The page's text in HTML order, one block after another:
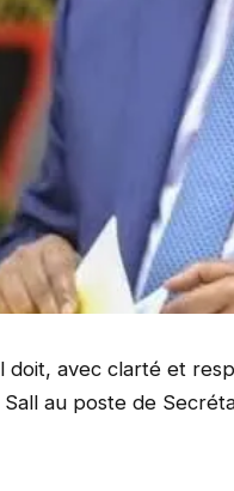
doit, avec clarté et
au poste de